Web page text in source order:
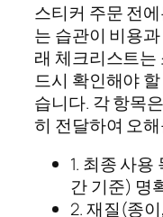
스티커 주문 전
는 습관이 비용
래 체크리스트
드시 확인해야
습니다. 각 항목
히 전달하여 오
1. 최종 사
간 기준) 명
2. 재질(종